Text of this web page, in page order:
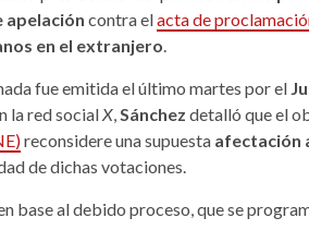
apelación contra elacta de
en el extranjero
fue emitida el último martes por el
la red social X Sánchez detalló que el
reconsidere una supuesta afectación
de dichas votaciones.
base al debido proceso, que se